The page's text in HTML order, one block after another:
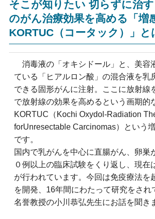
そこが知りたい 切らずに治
のがん治療効果を高める「増
KORTUC（コータック）」と
消毒液の「オキシドール」と、美容
ている「ヒアルロン酸」の混合液を乳
できる固形がんに注射。ここに放射線
で放射線の効果を高めるという画期的
KORTUC（Kochi Oxydol-Radiation
forUnresectable Carcinomas）という
です。
国内で乳がんを中心に直腸がん、卵巣
０例以上の臨床試験をくり返し、現在
が行われています。今回は免疫療法を
を開発、16年間にわたって研究をされ
名誉教授の小川恭弘先生にお話を聞き